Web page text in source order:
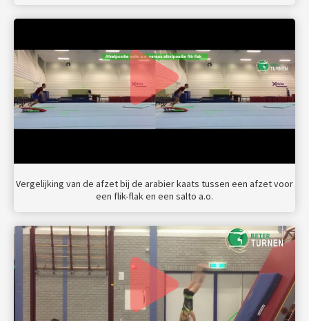
Vergelijking van de afzet bij de arabier kaats tussen een afzet voor
een flik-flak en een salto a.o.